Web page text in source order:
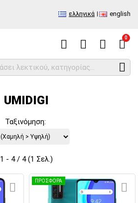
ελληνικά english
0
Κατασκευαστές UMIDIGI
UMIDIGI
Ταξινόμηση:
1 - 4 / 4 (1 Σελ.)
ΠΡΟΣΦΟΡΑ